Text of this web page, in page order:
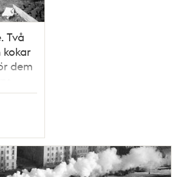
Två
dem
ok